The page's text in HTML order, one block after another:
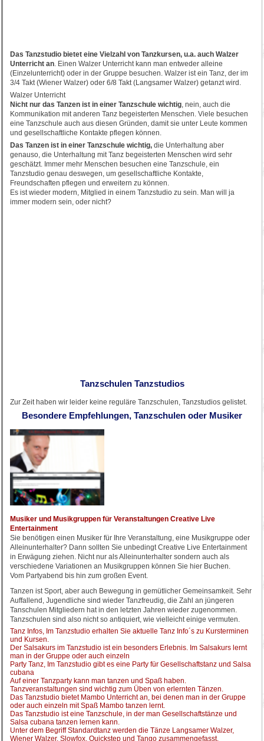
Das Tanzstudio bietet eine Vielzahl von Tanzkursen, u.a. auch Walzer
Unterricht an. Einen Walzer Unterricht kann man entweder alleine
(Einzelunterricht) oder in der Gruppe besuchen. Walzer ist ein Tanz, der im
3/4 Takt (Wiener Walzer) oder 6/8 Takt (Langsamer Walzer) getanzt wird.
Walzer Unterricht
Nicht nur das Tanzen ist in einer Tanzschule wichtig, nein, auch die
Kommunikation mit anderen Tanz begeisterten Menschen. Viele besuchen
eine Tanzschule auch aus diesen Gründen, damit sie unter Leute kommen
und gesellschaftliche Kontakte pflegen können.
Das Tanzen ist in einer Tanzschule wichtig, die Unterhaltung aber
genauso, die Unterhaltung mit Tanz begeisterten Menschen wird sehr
geschätzt. Immer mehr Menschen besuchen eine Tanzschule, ein
Tanzstudio genau deswegen, um gesellschaftliche Kontakte,
Freundschaften pflegen und erweitern zu können.
Es ist wieder modern, Mitglied in einem Tanzstudio zu sein. Man will ja
immer modern sein, oder nicht?
Tanzschulen Tanzstudios
Zur Zeit haben wir leider keine reguläre Tanzschulen, Tanzstudios gelistet.
Besondere Empfehlungen, Tanzschulen oder Musiker
Musiker und Musikgruppen für Veranstaltungen Creative Live
Entertainment
Sie benötigen einen Musiker für Ihre Veranstaltung, eine Musikgruppe oder
Alleinunterhalter? Dann sollten Sie unbedingt Creative Live Entertainment
in Erwägung ziehen. Nicht nur als Alleinunterhalter sondern auch als
verschiedene Variationen an Musikgruppen können Sie hier Buchen.
Vom Partyabend bis hin zum großen Event.
Tanzen ist Sport, aber auch Bewegung in gemütlicher Gemeinsamkeit. Sehr
Auffallend, Jugendliche sind wieder Tanzfreudig, die Zahl an jüngeren
Tanschulen Mitgliedern hat in den letzten Jahren wieder zugenommen.
Tanzschulen sind also nicht so antiquiert, wie vielleicht einige vermuten.
Tanz Infos, Im Tanzstudio erhalten Sie aktuelle Tanz Info´s zu Kursterminen
und Kursen.
Der Salsakurs im Tanzstudio ist ein besonders Erlebnis. Im Salsakurs lernt
man in der Gruppe oder auch einzeln
Party Tanz, Im Tanzstudio gibt es eine Party für Gesellschaftstanz und Salsa
cubana
Auf einer Tanzparty kann man tanzen und Spaß haben.
Tanzveranstaltungen sind wichtig zum Üben von erlernten Tänzen.
Das Tanzstudio bietet Mambo Unterricht an, bei denen man in der Gruppe
oder auch einzeln mit Spaß Mambo tanzen lernt.
Das Tanzstudio ist eine Tanzschule, in der man Gesellschaftstänze und
Salsa cubana tanzen lernen kann.
Unter dem Begriff Standardtanz werden die Tänze Langsamer Walzer,
Wiener Walzer, Slowfox, Quickstep und Tango zusammengefasst.